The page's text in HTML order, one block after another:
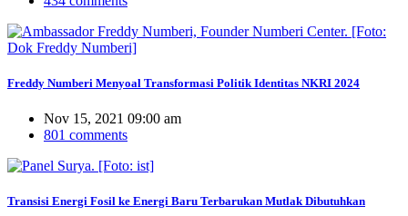
Freddy Numberi Menyoal Transformasi Politik Identitas NKRI 2024
Nov 15, 2021 09:00 am
801 comments
Transisi Energi Fosil ke Energi Baru Terbarukan Mutlak Dibutuhkan